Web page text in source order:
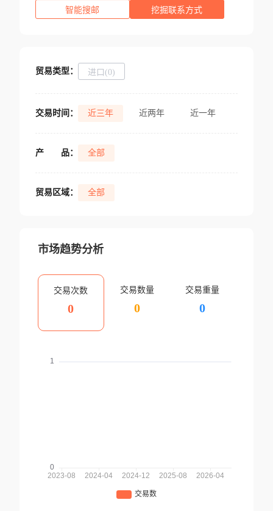
智能搜邮 挖掘联系方式
贸易类型： 进口(0)
交易时间： 近三年 近两年 近一年
产 品： 全部
贸易区域： 全部
市场趋势分析
交易次数
0
交易数量
0
交易重量
0